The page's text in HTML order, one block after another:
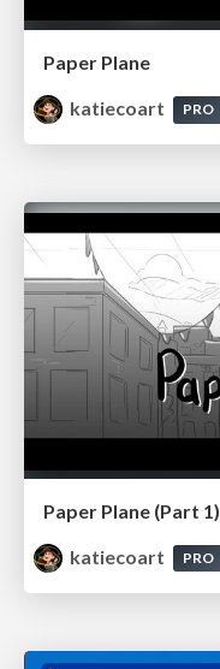
Paper Plane
katiecoart
PRO
Paper Plane (Part 1)
katiecoart
PRO